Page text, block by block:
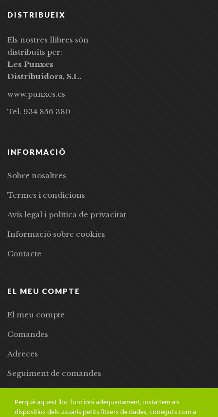
DISTRIBUEIX
Els nostres llibres són
distribuïts per:
Les Punxes
Distribuidora, S.L.
www.punxes.es
Tel. 934 856 380
INFORMACIÓ
Sobre nosaltres
Termes i condicions
Avís legal i política de privacitat
Informació sobre cookies
Contacte
EL MEU COMPTE
El meu compte
Comandes
Adreces
Seguiment de comandes
Perquè aquest lloc funcioni adequadament, instal·lem als
dispositius dels usuaris petits fitxers de dades, coneguts com a